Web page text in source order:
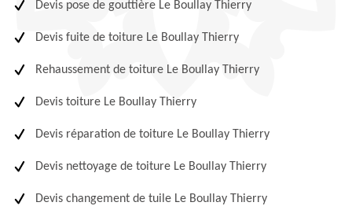
Devis pose de gouttière Le Boullay Thierry
Devis fuite de toiture Le Boullay Thierry
Rehaussement de toiture Le Boullay Thierry
Devis toiture Le Boullay Thierry
Devis réparation de toiture Le Boullay Thierry
Devis nettoyage de toiture Le Boullay Thierry
Devis changement de tuile Le Boullay Thierry